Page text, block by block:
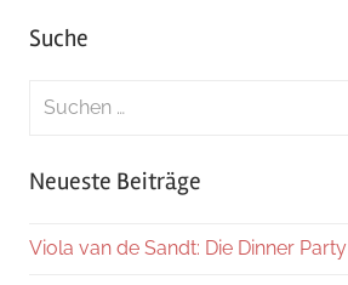
Suche
Suchen
Neueste Beiträge
Viola van de Sandt: Die Dinner Party